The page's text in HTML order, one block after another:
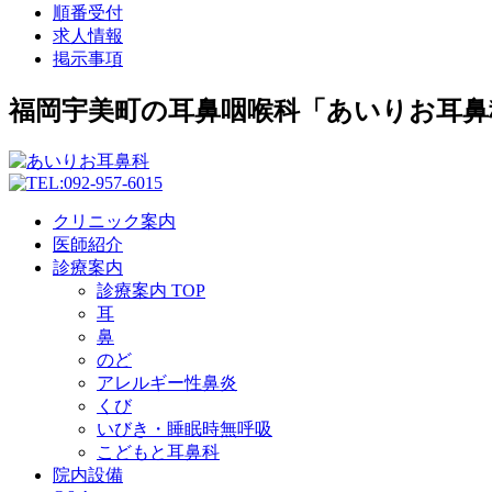
順番受付
求人情報
掲示事項
福岡宇美町の耳鼻咽喉科「あいりお耳
クリニック案内
医師紹介
診療案内
診療案内 TOP
耳
鼻
のど
アレルギー性鼻炎
くび
いびき・睡眠時無呼吸
こどもと耳鼻科
院内設備